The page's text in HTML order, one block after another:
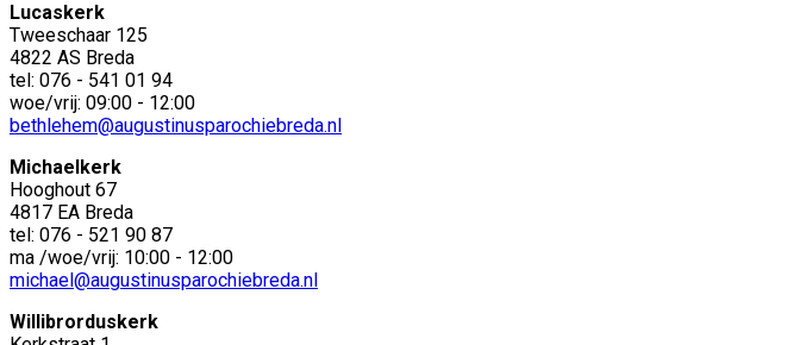
Lucaskerk
Tweeschaar 125
4822 AS Breda
tel: 076 - 541 01 94
woe/vrij: 09:00 - 12:00
bethlehem@augustinusparochiebreda.nl
Michaelkerk
Hooghout 67
4817 EA Breda
tel: 076 - 521 90 87
ma /woe/vrij: 10:00 - 12:00
michael@augustinusparochiebreda.nl
Willibrorduskerk